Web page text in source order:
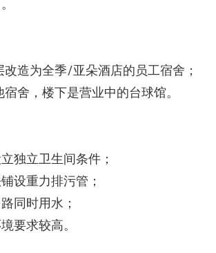
造为全季/亚朵酒店的员工宿舍；
舍，楼下是营业中的台球馆。
独立卫生间条件；
设重力排污管；
同时用水；
要求较高。